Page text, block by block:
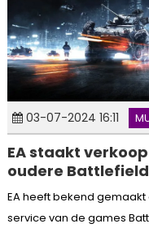
03-07-2024 16:11
EA staakt
oudere
EA heeft bekend
service van de games